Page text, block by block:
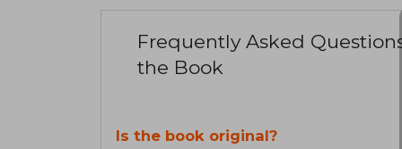
Frequently Asked
the Book
Is the book original?